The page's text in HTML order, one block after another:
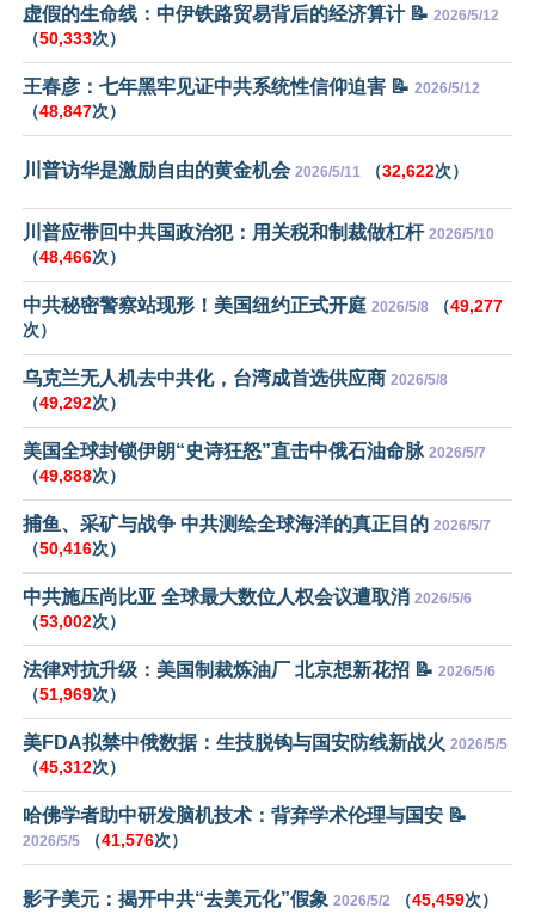
虚假的生命线：中伊铁路贸易背后的经济算计 📝 2026/5/12
（50,333次）
王春彦：七年黑牢见证中共系统性信仰迫害 📝 2026/5/12
（48,847次）
川普访华是激励自由的黄金机会 2026/5/11 （32,622次）
川普应带回中共国政治犯：用关税和制裁做杠杆 2026/5/10
（48,466次）
中共秘密警察站现形！美国纽约正式开庭 2026/5/8 （49,277
次）
乌克兰无人机去中共化，台湾成首选供应商 2026/5/8
（49,292次）
美国全球封锁伊朗“史诗狂怒”直击中俄石油命脉 2026/5/7
（49,888次）
捕鱼、采矿与战争 中共测绘全球海洋的真正目的 2026/5/7
（50,416次）
中共施压尚比亚 全球最大数位人权会议遭取消 2026/5/6
（53,002次）
法律对抗升级：美国制裁炼油厂 北京想新花招 📝 2026/5/6
（51,969次）
美FDA拟禁中俄数据：生技脱钩与国安防线新战火 2026/5/5
（45,312次）
哈佛学者助中研发脑机技术：背弃学术伦理与国安 📝
2026/5/5 （41,576次）
影子美元：揭开中共“去美元化”假象 2026/5/2 （45,459次）